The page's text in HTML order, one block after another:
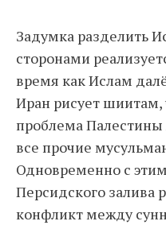
Задумка разделить
сторонами
время как Ислам
Иран рисует шиитам,
проблема Палестины
все прочие
Одновременно с
Персидского залива
конфликт между